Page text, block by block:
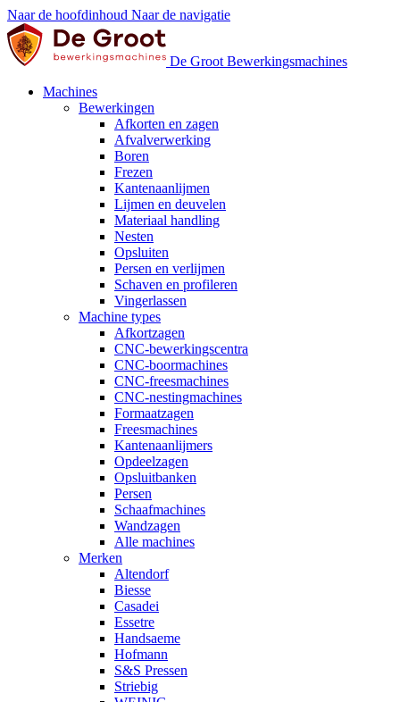
Naar de hoofdinhoud Naar de navigatie
De Groot Bewerkingsmachines
Machines
Bewerkingen
Afkorten en zagen
Afvalverwerking
Boren
Frezen
Kantenaanlijmen
Lijmen en deuvelen
Materiaal handling
Nesten
Opsluiten
Persen en verlijmen
Schaven en profileren
Vingerlassen
Machine types
Afkortzagen
CNC-bewerkingscentra
CNC-boormachines
CNC-freesmachines
CNC-nestingmachines
Formaatzagen
Freesmachines
Kantenaanlijmers
Opdeelzagen
Opsluitbanken
Persen
Schaafmachines
Wandzagen
Alle machines
Merken
Altendorf
Biesse
Casadei
Essetre
Handsaeme
Hofmann
S&S Pressen
Striebig